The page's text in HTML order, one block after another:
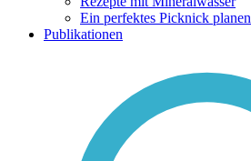
Ein perfektes Picknick planen
Publikationen